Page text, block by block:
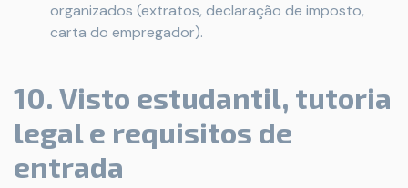
organizados (extratos, declaração de imposto,
carta do empregador).
10. Visto estudantil, tutoria
legal e requisitos de
entrada